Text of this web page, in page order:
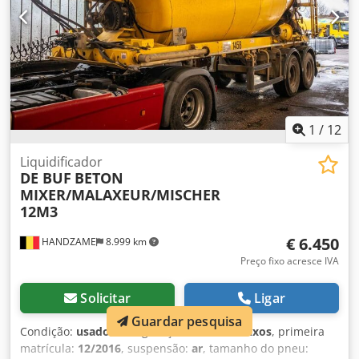
1 / 12
HANDZAME 8.999 km
Liquidificador
DE BUF BETON
MIXER/MALAXEUR/MISCHER
12M3
€ 6.450
Preço fixo acresce IVA
Solicitar Ligar
Condição: usado , configuração de eixo: 2 eixos, primeira
matrícula: 12/2016, suspensão: ar, tamanho do pneu:
Guardar pesquisa